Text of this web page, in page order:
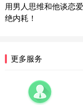
情
浙
福
微
用男人思维和他谈恋
绝内耗！
更多服务